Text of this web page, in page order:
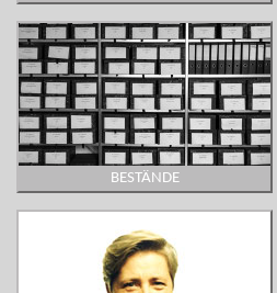
BESTÄNDE